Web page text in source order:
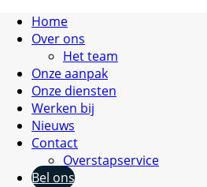
Home
Over ons
Het team
Onze aanpak
Onze diensten
Werken bij
Nieuws
Contact
Overstapservice
Bel ons